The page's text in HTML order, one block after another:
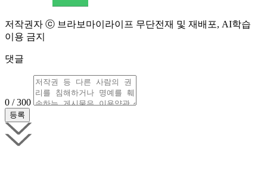
저작권자 ⓒ 브라보마이라이프 무단전재 및 재배포, AI학습
이용 금지
댓글
0 / 300